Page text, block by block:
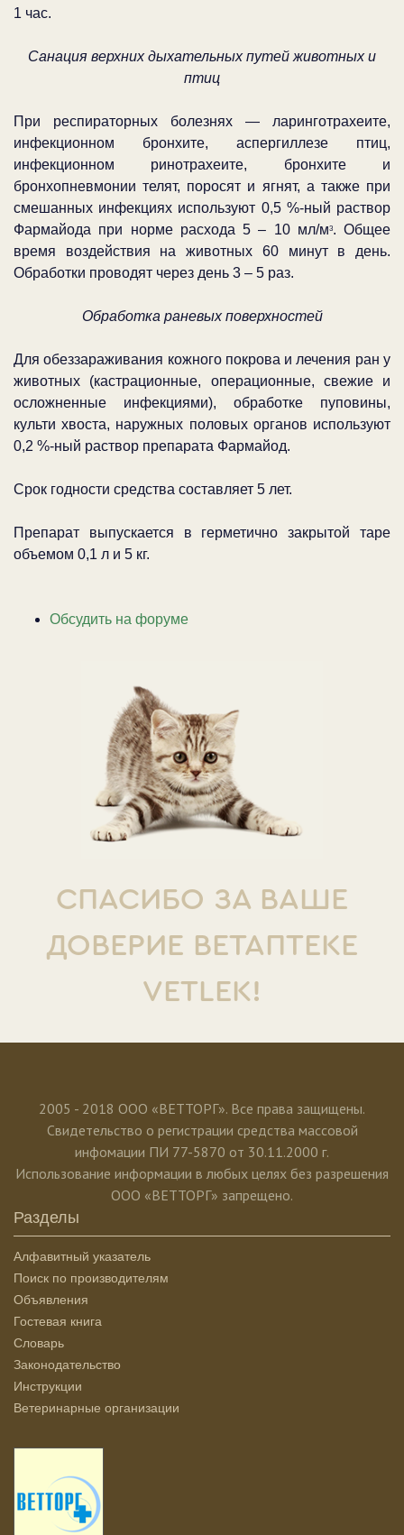
1 час.
Санация верхних дыхательных путей животных и
птиц
При респираторных болезнях — ларинготрахеите,
инфекционном бронхите, аспергиллезе птиц,
инфекционном ринотрахеите, бронхите и
бронхопневмонии телят, поросят и ягнят, а также при
смешанных инфекциях используют 0,5 %-ный раствор
Фармайода при норме расхода 5 – 10 мл/м3. Общее
время воздействия на животных 60 минут в день.
Обработки проводят через день 3 – 5 раз.
Обработка раневых поверхностей
Для обеззараживания кожного покрова и лечения ран у
животных (кастрационные, операционные, свежие и
осложненные инфекциями), обработке пуповины,
культи хвоста, наружных половых органов используют
0,2 %-ный раствор препарата Фармайод.
Срок годности средства составляет 5 лет.
Препарат выпускается в герметично закрытой таре
объемом 0,1 л и 5 кг.
Обсудить на форуме
СПАСИБО ЗА ВАШЕ
ДОВЕРИЕ ВЕТАПТЕКЕ
VETLEK!
2005 - 2018 ООО «ВЕТТОРГ». Все права защищены.
Свидетельство о регистрации средства массовой
инфомации ПИ 77-5870 от 30.11.2000 г.
Использование информации в любых целях без разрешения
ООО «ВЕТТОРГ» запрещено.
Разделы
Алфавитный указатель
Поиск по производителям
Объявления
Гостевая книга
Словарь
Законодательство
Инструкции
Ветеринарные организации